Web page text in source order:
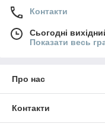
Контакти
Сьогодні
Показати весь
Про нас
Контакти